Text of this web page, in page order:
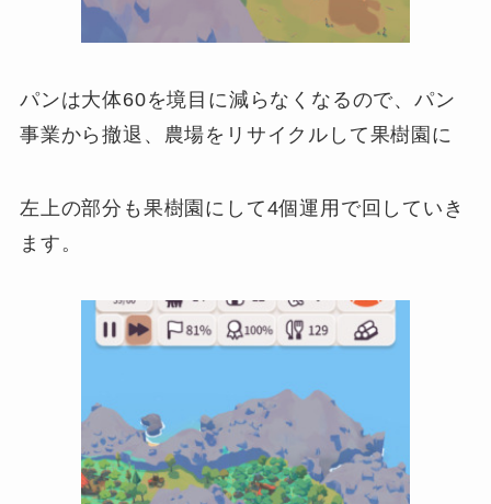
パンは大体60を境目に減らなくなるので、パン
事業から撤退、農場をリサイクルして果樹園に
左上の部分も果樹園にして4個運用で回していき
ます。